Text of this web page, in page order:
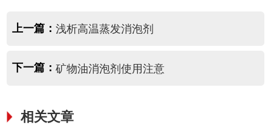
上一篇： 浅析高温蒸发消泡剂
下一篇： 矿物油消泡剂使用注意
相关文章